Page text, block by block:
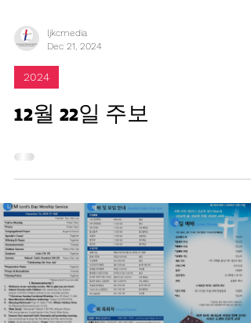
Dec 21, 2024